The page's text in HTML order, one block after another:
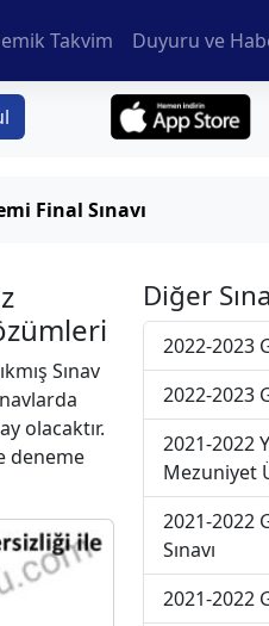
Takvim Duyuru ve
Final Sınavı
Sınav
olacaktır.
deneme
Diğer
2022-2023
2022-2023
2021-2022
Mezuniyet
2021-2022
Sınavı
2021-2022